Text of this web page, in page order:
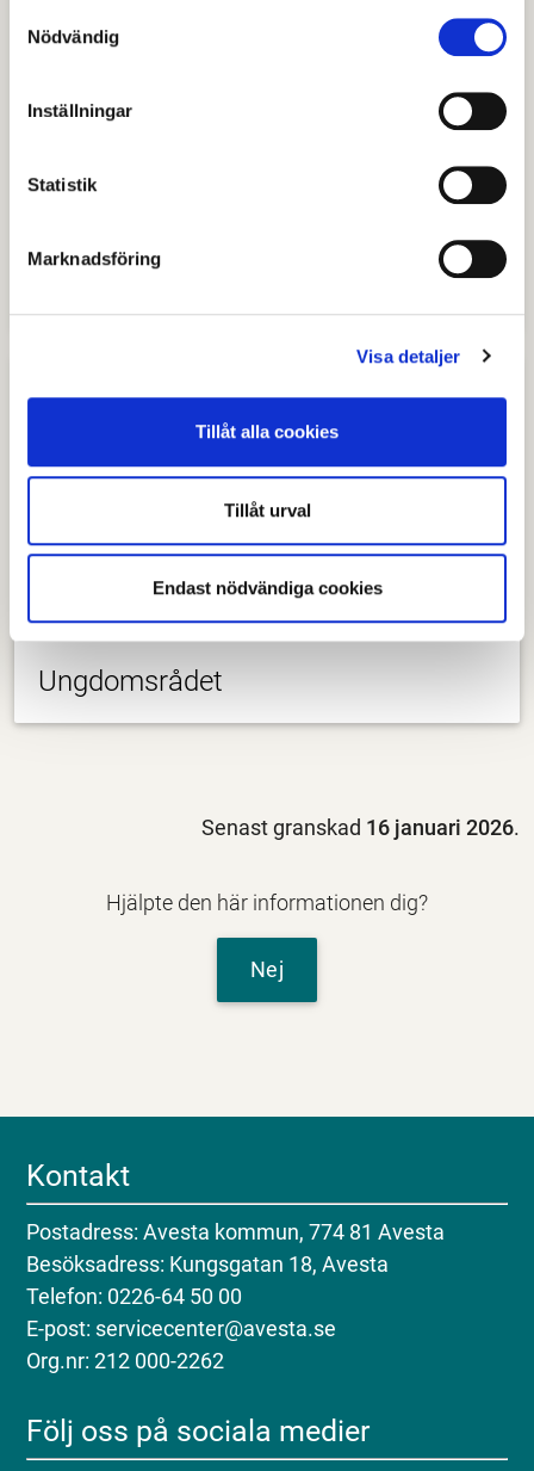
Nödvändig
Inställningar
Statistik
Marknadsföring
Visa detaljer
Tillåt alla cookies
Tillåt urval
Endast nödvändiga cookies
Ungdomsrådet
Senast granskad 16 januari 2026.
Hjälpte den här informationen dig?
Nej
Kontakt
Postadress: Avesta kommun, 774 81 Avesta
Besöksadress: Kungsgatan 18, Avesta
Telefon: 0226-64 50 00
E-post: servicecenter@avesta.se
Org.nr: 212 000-2262
Följ oss på sociala medier